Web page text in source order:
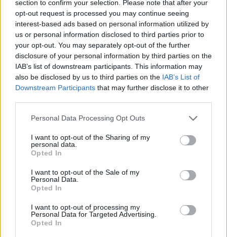
section to confirm your selection. Please note that after your
opt-out request is processed you may continue seeing
interest-based ads based on personal information utilized by
us or personal information disclosed to third parties prior to
your opt-out. You may separately opt-out of the further
disclosure of your personal information by third parties on the
IAB’s list of downstream participants. This information may
also be disclosed by us to third parties on the IAB’s List of
Downstream Participants that may further disclose it to other
Personal Data Processing Opt Outs
I want to opt-out of the Sharing of my
personal data.
Opted In
I want to opt-out of the Sale of my
Personal Data.
Opted In
I want to opt-out of processing my
Personal Data for Targeted Advertising.
Opted In
Főállásban Informatikus kocka, de lelkében elkötelezett gamer,
kütyü és immár e-autó rajongó!
KAPCSOLÓDÓ CIKKEK
Elektromos
Kína szigorú határt szabott: legfeljebb
5% lehet a hiba az elektromos autók